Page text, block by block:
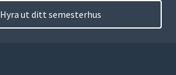
Hyra ut ditt semesterhus